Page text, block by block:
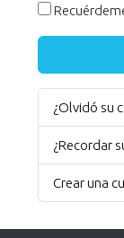
¿Olvidó su
¿Recordar
Crear una